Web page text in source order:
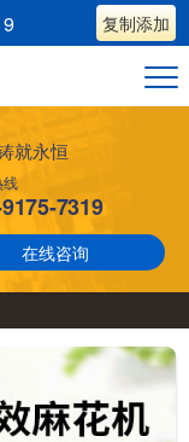
复制添加
就永恒
线
7319
在线咨询